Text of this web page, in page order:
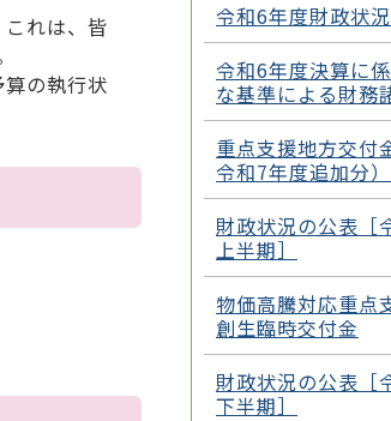
れは、皆
の執行状
令和6年度財政状
令和6年度決算に
な基準による財務
重点支援地方交付
令和7年度追加分）
財政状況の公表［
上半期］
物価高騰対応重点
創生臨時交付金
財政状況の公表［
下半期］